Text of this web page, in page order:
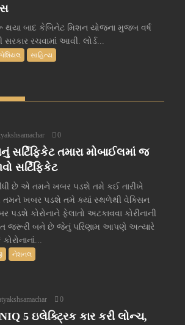
થયા બાદ કેબિનેટ મિશન યોજના મુજબ વર્ષ
સરકાર રચવામાં આવી. લોર્ડ...
સાહિત્ય
0
સર્ટિફિકેટ તમારા મોબાઈલમાં જ
સર્ટિફિકેટ
છે એ તમને ખબર પડશે તમે કઈ તારીખે
તમને ખબર પડશે તમે ક્યાં સ્થળેથી વેક્સિન
કોરોનાને ફેલાતો અટકાવવા કોરીનાની
જરૂરી બને છે જેનું પરિણામ આપણે અત્યારે
નેશનલ
0
5 ઇલેક્ટ્રિક કાર કરી લોન્ચ,